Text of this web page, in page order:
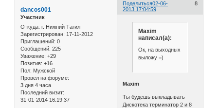
Поделиться 8
02-06-
2013 17:04:59
dancos001
Участник
Откуда: г. Нижний Тагил
Зарегистрирован: 17-11-2012
Приглашений: 0
Сообщений: 225
Уважение: +29
Позитив: +16
Пол: Мужской
Провел на форуме:
3 дня 4 часа
Последний визит:
31-01-2014 16:19:37
Maxim
написал(а):
Ок, на выходных
выложу =)
Maxim
Ты будешь выкладывать
Дискотека терминатор 2 и 8